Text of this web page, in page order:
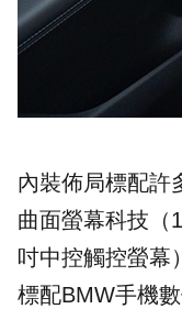
內裝佈局標配許
曲面螢幕科技（
吋中控觸控螢幕
標配BMW手機